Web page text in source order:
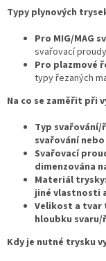
Typy plynových
Pro MIG/MAG
svařovací
Pro plazmové
typy řezaných
Na co se zaměřit při
Typ svařování/
svařování
Svařovací
dimenzována
Materiál trysky:
jiné vlastnosti
Velikost a tvar
hloubku svaru/
Kdy je nutné trysku